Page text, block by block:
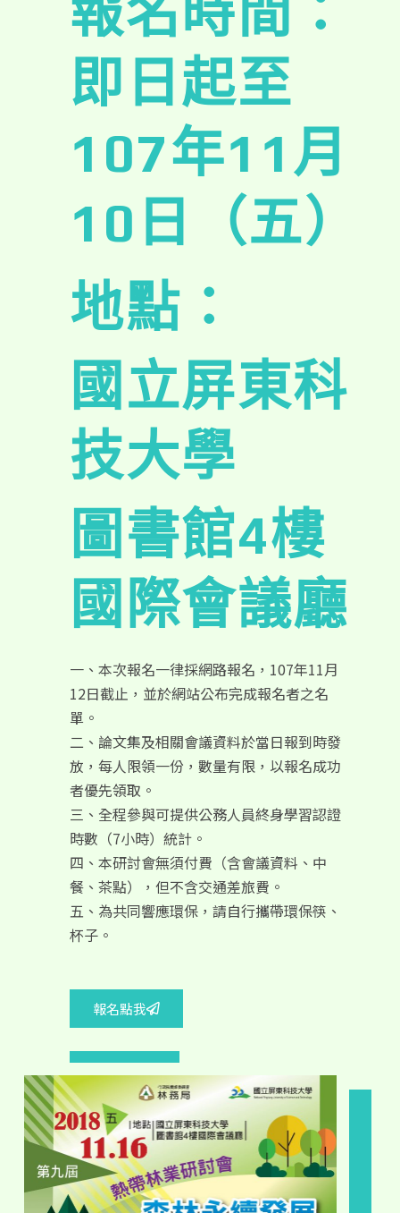
報名時間：
即日起至
107年11月
10日（五）
地點：
國立屏東科
技大學
圖書館4樓
國際會議廳
一、本次報名一律採網路報名，107年11月
12日截止，並於網站公布完成報名者之名
單。
二、論文集及相關會議資料於當日報到時發
放，每人限領一份，數量有限，以報名成功
者優先領取。
三、全程參與可提供公務人員終身學習認證
時數（7小時）統計。
四、本研討會無須付費（含會議資料、中
餐、茶點），但不含交通差旅費。
五、為共同響應環保，請自行攜帶環保筷、
杯子。
報名點我
海報徵集